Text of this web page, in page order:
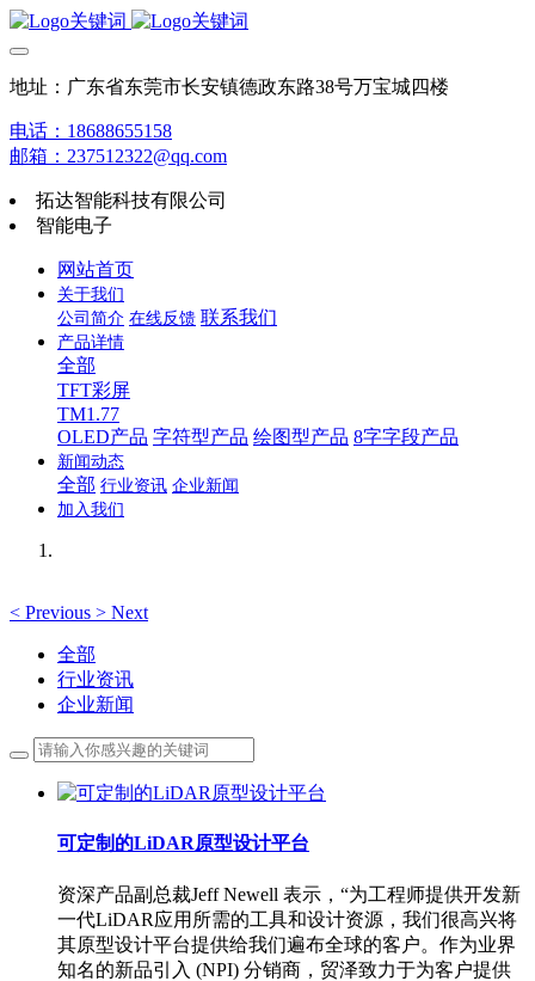
地址：广东省东莞市长安镇德政东路38号万宝城四楼
电话：18688655158
邮箱：237512322@qq.com
拓达智能科技有限公司
智能电子
网站首页
关于我们
公司简介 在线反馈 联系我们
产品详情
全部
TFT彩屏
TM1.77
OLED产品 字符型产品 绘图型产品 8字字段产品
新闻动态
全部 行业资讯 企业新闻
加入我们
< Previous > Next
全部
行业资讯
企业新闻
可定制的LiDAR原型设计平台
资深产品副总裁Jeff Newell 表示，“为工程师提供开发新
一代LiDAR应用所需的工具和设计资源，我们很高兴将
其原型设计平台提供给我们遍布全球的客户。作为业界
知名的新品引入 (NPI) 分销商，贸泽致力于为客户提供